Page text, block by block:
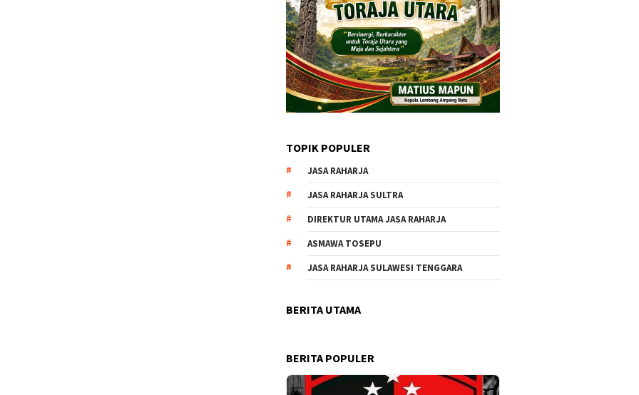
TOPIK POPULER
JASA RAHARJA
JASA RAHARJA SULTRA
DIREKTUR UTAMA JASA RAHARJA
ASMAWA TOSEPU
JASA RAHARJA SULAWESI TENGGARA
BERITA UTAMA
BERITA POPULER